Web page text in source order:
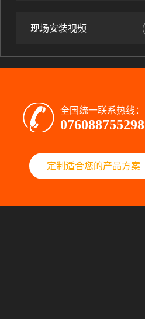
现场安装视频
全国统一联系热线：
076088755298
定制适合您的产品方案